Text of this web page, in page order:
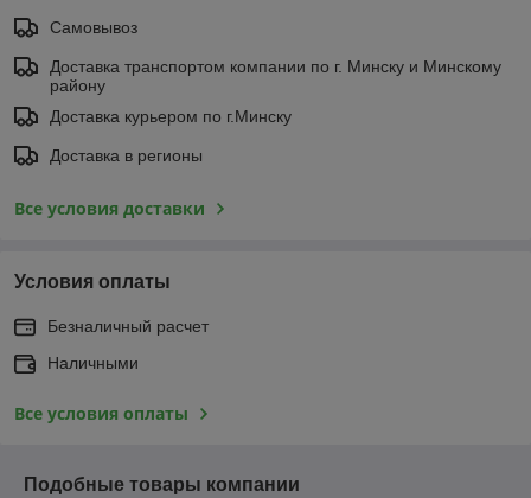
Самовывоз
Доставка транспортом компании по г. Минску и Минскому
району
Доставка курьером по г.Минску
Доставка в регионы
Все условия доставки
Условия оплаты
Безналичный расчет
Наличными
Все условия оплаты
Подобные товары компании